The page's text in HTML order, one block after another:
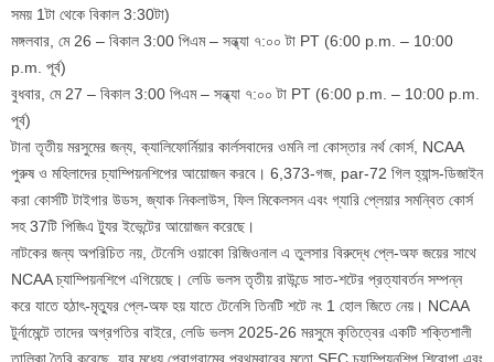
সময় 1টা থেকে বিকাল 3:30টা)
মঙ্গলবার, মে 26 – বিকাল 3:00 পিএম – সন্ধ্যা ৭:০০ টা PT (6:00 p.m. – 10:00
p.m. পূর্ব)
বুধবার, মে 27 – বিকাল 3:00 পিএম – সন্ধ্যা ৭:০০ টা PT (6:00 p.m. – 10:00 p.m.
পূর্ব)
টানা তৃতীয় মরসুমের জন্য, ক্যালিফোর্নিয়ার কার্লসবাদের ওমনি লা কোস্তার নর্থ কোর্স, NCAA
পুরুষ ও মহিলাদের চ্যাম্পিয়নশিপের আয়োজন করবে। 6,373-গজ, par-72 গিল হ্যান্স-ডিজাইন
করা কোর্সটি টাইগার উডস, জ্যাক নিকলাউস, ফিল মিকেলসন এবং গ্যারি প্লেয়ার সমন্বিত কোর্স
সহ 37টি পিজিএ ট্যুর ইভেন্টের আয়োজন করেছে।
নাটকের জন্য অপরিচিত নয়, টেনেসি ওয়াকো রিজিওনাল এ তুলসার বিরুদ্ধে প্লে-অফ জয়ের সাথে
NCAA চ্যাম্পিয়নশিপে এগিয়েছে। লেডি ভলস তৃতীয় রাউন্ডে সাত-শটের প্রত্যাবর্তন সম্পন্ন
করে যাতে হঠাৎ-মৃত্যুর প্লে-অফ হয় যাতে টেনেসি তিনটি শটে নং 1 হোল জিতে নেয়। NCAA
টুর্নামেন্টে তাদের অগ্রগতির বাইরে, লেডি ভলস 2025-26 মরসুমে কৃতিত্বের একটি শক্তিশালী
তালিকা তৈরি করেছে, যার মধ্যে প্রোগ্রামের প্রথমবারের মতো SEC চ্যাম্পিয়নশিপ শিরোপা এবং